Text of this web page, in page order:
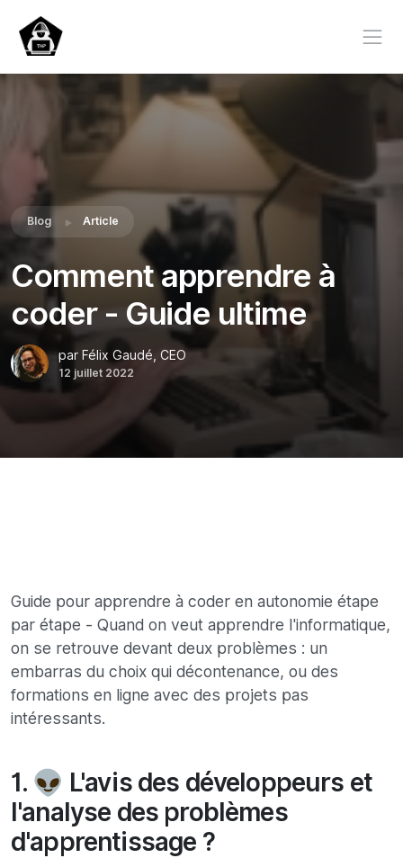
Blog Article
Comment apprendre à
coder - Guide ultime
par Félix Gaudé, CEO
12 juillet 2022
Guide pour apprendre à coder en autonomie étape
par étape - Quand on veut apprendre l'informatique,
on se retrouve devant deux problèmes : un
embarras du choix qui décontenance, ou des
formations en ligne avec des projets pas
intéressants.
1. 👽 L'avis des développeurs et
l'analyse des problèmes
d'apprentissage ?